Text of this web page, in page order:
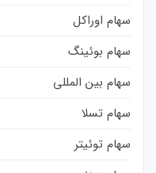
سهام اوراکل
سهام بوئینگ
سهام بین المللی
سهام تسلا
سهام توئیتر